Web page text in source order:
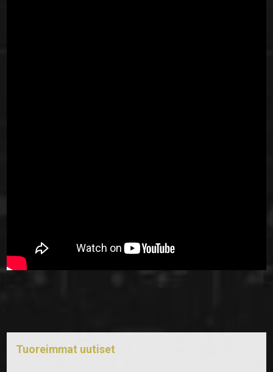
Tuoreimmat uutiset